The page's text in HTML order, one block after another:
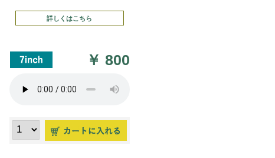
詳しくはこちら
￥ 800